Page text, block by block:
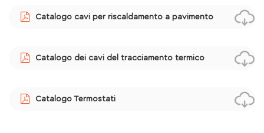
Catalogo cavi per riscaldamento a pavimento
Catalogo dei cavi del tracciamento termico
Catalogo Termostati